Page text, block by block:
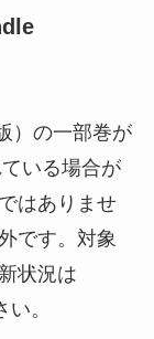
）の一部巻が
いる場合が
はありませ
です。対象
状況は
。